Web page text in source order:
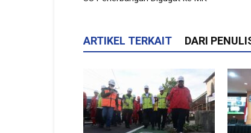
ARTIKEL TERKAIT DARI